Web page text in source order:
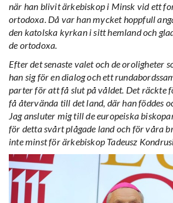
när han blivit ärkebiskop i Minsk vid ett
ortodoxa. Då var han mycket hoppfull
den katolska kyrkan i sitt hemland och
de ortodoxa.
Efter det senaste valet och de oroligheter
han sig för en dialog och ett
parter för att få slut på våldet. Det räckte
få återvända till det land, där han föddes
Jag ansluter mig till de europeiska
för detta svårt plågade land och för våra
inte minst för ärkebiskop Tadeusz